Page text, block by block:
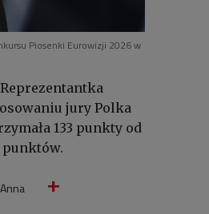
Piosenki Eurowizji 2026 w
jury Polka
133 punkty od
punktów.